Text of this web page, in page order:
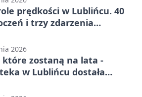
prędkości w Lublińcu. 40
i trzy zdarzenia
2026
które zostaną na lata -
w Lublińcu dostała